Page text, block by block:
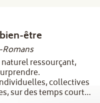
être
Romans
ressourçant,
collectives
sur des temps courts,